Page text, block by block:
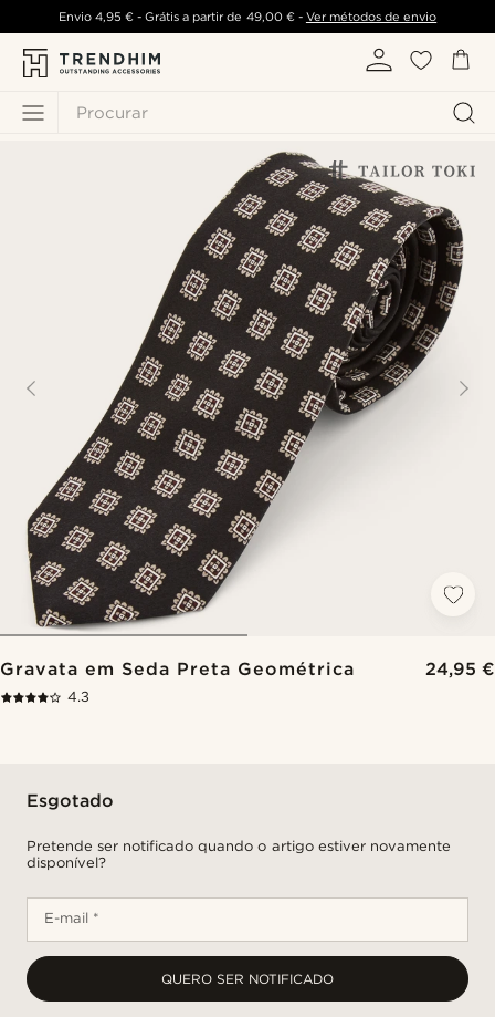
Procurar
Envio 4,95 €- Grátis a partir de 49,00 €- Ver métodos de envio
Gravata em Seda Preta Geométrica 24,95 €
4.3
Esgotado
Pretende ser notificado quando o artigo estiver novamente
disponível?
E-mail *
QUERO SER NOTIFICADO